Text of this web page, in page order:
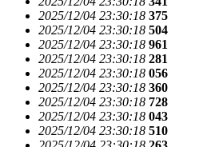
2025/12/04 23:30:18 375
2025/12/04 23:30:18 504
2025/12/04 23:30:18 961
2025/12/04 23:30:18 281
2025/12/04 23:30:18 056
2025/12/04 23:30:18 360
2025/12/04 23:30:18 728
2025/12/04 23:30:18 043
2025/12/04 23:30:18 510